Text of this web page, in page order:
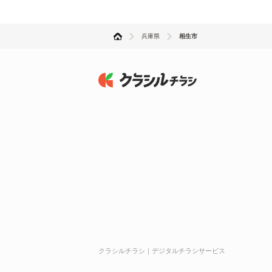
兵庫県 相生市
クラシルチラシ｜デジタルチラシサービス